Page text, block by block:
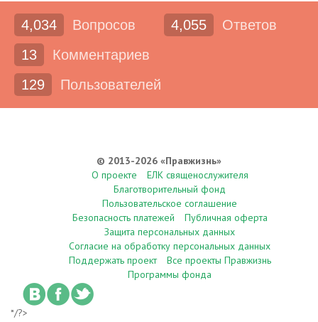
4,034 Вопросов 4,055
Ответов
13
Комментариев
129
Пользователей
© 2013-2026 «Правжизнь»
О проекте
ЕЛК священослужителя
Благотворительный фонд
Пользовательское соглашение
Безопасность платежей
Публичная оферта
Защита персональных данных
Согласие на обработку персональных данных
Поддержать проект
Все проекты Правжизнь
Программы фонда
*/?>